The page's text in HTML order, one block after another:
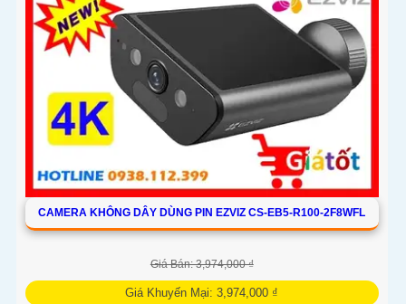
hú, đèn chớp báo động, Wifi Không Dây, chức năng AI deep
learning phân biệt người & phương tiện
CAMERA KHÔNG DÂY DÙNG PIN EZVIZ CS-EB5-R100-2F8WFL
Giá Bán: 3,974,000 ₫
Giá Khuyến Mại: 3,974,000 ₫